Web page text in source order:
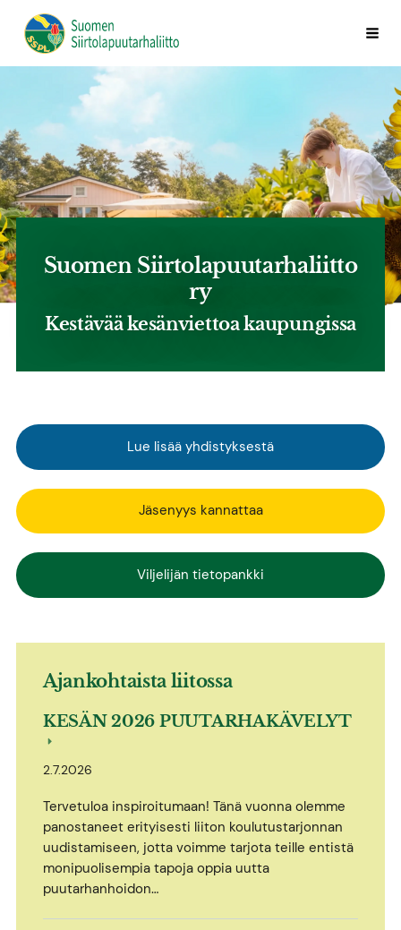
Siirry
sivun
Suomen Siirtolapuutarhaliitto ry
Suomen Siirtolapuutarhaliitto
ry
Kestävää kesänviettoa kaupungissa
Lue lisää yhdistyksestä
Jäsenyys kannattaa
Viljelijän tietopankki
Ajankohtaista liitossa
KESÄN 2026 PUUTARHAKÄVELYT
2.7.2026
Tervetuloa inspiroitumaan! Tänä vuonna olemme
panostaneet erityisesti liiton koulutustarjonnan
uudistamiseen, jotta voimme tarjota teille entistä
monipuolisempia tapoja oppia uutta
puutarhanhoidon…